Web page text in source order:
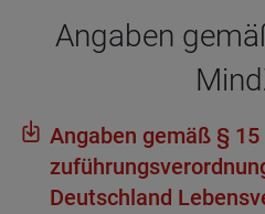
Anga­ben
Anga­ben gemäß §
Deutsch­land